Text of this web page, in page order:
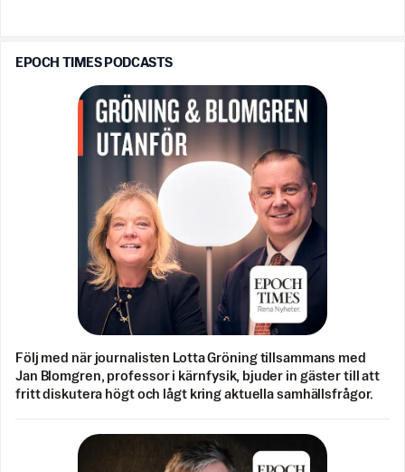
EPOCH TIMES PODCASTS
Följ med när journalisten Lotta Gröning tillsammans med
Jan Blomgren, professor i kärnfysik, bjuder in gäster till att
fritt diskutera högt och lågt kring aktuella samhällsfrågor.